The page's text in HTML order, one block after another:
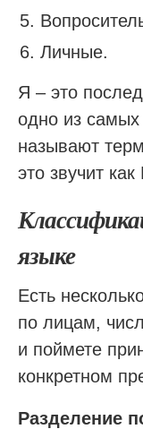
Личные.
Я – это
одно из самых
называют
это звучит
языке
Есть
по лицам,
и поймете
конкретном
Разделение